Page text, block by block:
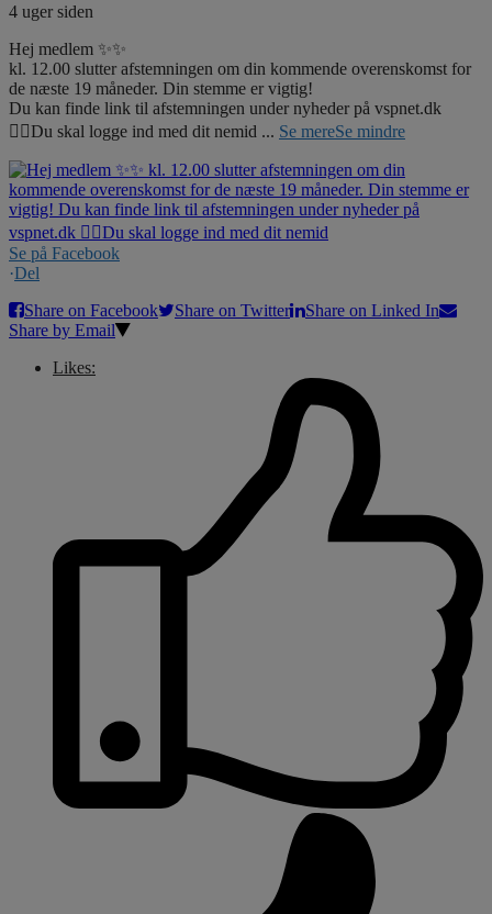
4 uger siden
Hej medlem ✨✨
kl. 12.00 slutter afstemningen om din kommende overenskomst for
de næste 19 måneder. Din stemme er vigtig!
Du kan finde link til afstemningen under nyheder på vspnet.dk
☝🏼Du skal logge ind med dit nemid ... Se mereSe mindre
Se på Facebook
·Del
Share on Facebook
Share on Twitter
Share on Linked In
Share by Email
Likes: